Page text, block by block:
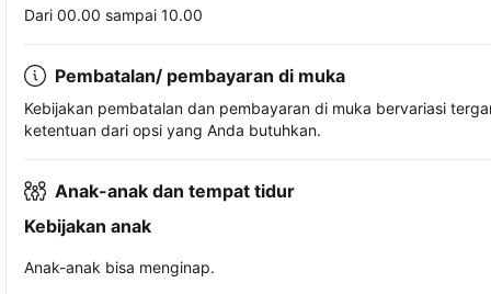
Dari 00.00 sampai 10.00
Pembatalan/ pembayaran di muka
Kebijakan pembatalan dan pembayaran di muka bervariasi
ketentuan dari opsi yang Anda butuhkan.
Anak-anak dan tempat tidur
Kebijakan anak
Anak-anak bisa menginap.